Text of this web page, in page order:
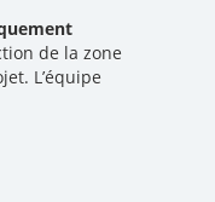
de la zone
L’équipe